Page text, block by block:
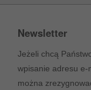
Newsletter
Jeżeli chcą
wpisanie adresu e-
można